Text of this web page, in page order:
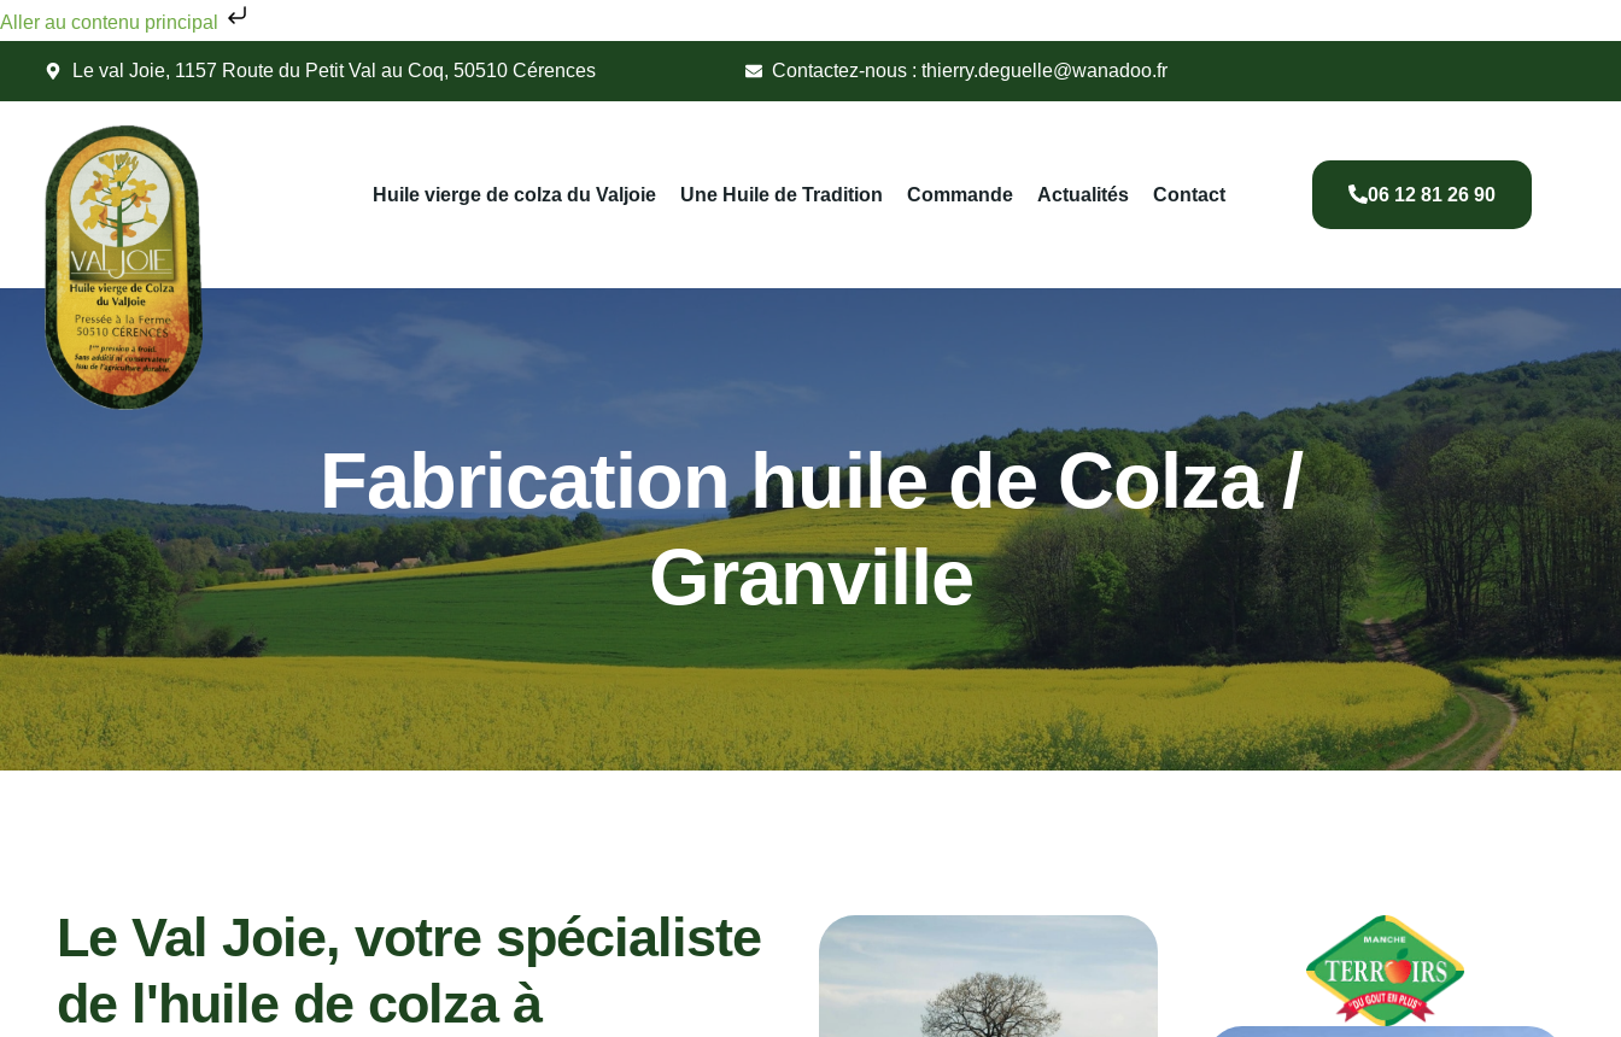
Aller au contenu principal
Le val Joie, 1157 Route du Petit Val au Coq, 50510 Cérences Contactez-nous : thierry.deguelle@wanadoo.fr
Huile vierge de colza du Valjoie Une Huile de Tradition Commande Actualités Contact 06 12 81 26 90
Fabrication huile de Colza /
Granville
Le Val Joie, votre spécialiste
de l'huile de colza à